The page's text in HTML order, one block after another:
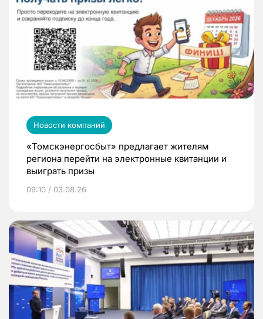
Новости компаний
«Томскэнергосбыт» предлагает жителям
региона перейти на электронные квитанции и
выиграть призы
09:10 / 03.08.26